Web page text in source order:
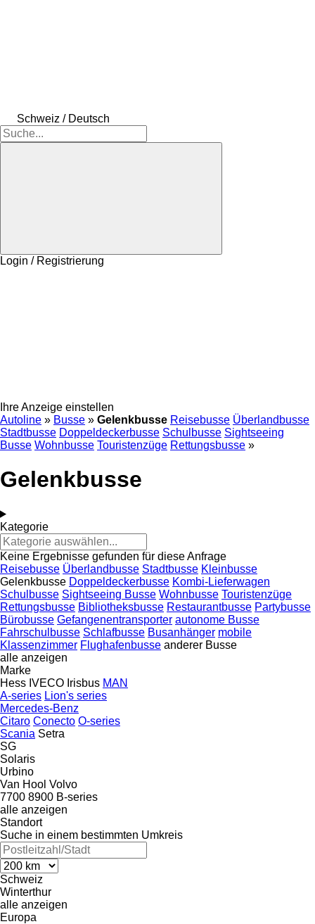
Schweiz / Deutsch
Login / Registrierung
Ihre Anzeige einstellen
Autoline » Busse » Gelenkbusse Reisebusse Überlandbusse
Stadtbusse Doppeldeckerbusse Schulbusse Sightseeing
Busse Wohnbusse Touristenzüge Rettungsbusse »
Gelenkbusse
Kategorie
Keine Ergebnisse gefunden für diese Anfrage
Reisebusse Überlandbusse Stadtbusse Kleinbusse
Gelenkbusse Doppeldeckerbusse Kombi-Lieferwagen
Schulbusse Sightseeing Busse Wohnbusse Touristenzüge
Rettungsbusse Bibliotheksbusse Restaurantbusse Partybusse
Bürobusse Gefangenentransporter autonome Busse
Fahrschulbusse Schlafbusse Busanhänger mobile
Klassenzimmer Flughafenbusse anderer Busse
alle anzeigen
Marke
Hess IVECO Irisbus MAN
A-series Lion's series
Mercedes-Benz
Citaro Conecto O-series
Scania Setra
SG
Solaris
Urbino
Van Hool Volvo
7700 8900 B-series
alle anzeigen
Standort
Suche in einem bestimmten Umkreis
Schweiz
Winterthur
alle anzeigen
Europa